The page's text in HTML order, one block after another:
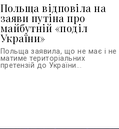
Польща відповіла на
заяви путіна про
майбутній «поділ
України»
Польща заявила, що не має і не
матиме територіальних
претензій до України...